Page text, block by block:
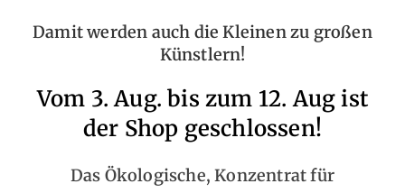
Damit werden auch die Kleinen zu großen
Künstlern!
Vom 3. Aug. bis zum 12. Aug ist
der Shop geschlossen!
Das Ökologische, Konzentrat für